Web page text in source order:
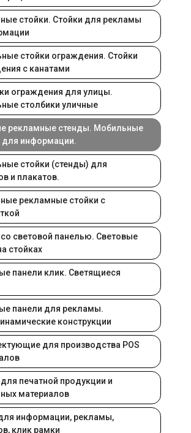
стойки. Стойки для рекламы
стойки ограждения. Стойки
с канатами
ограждения для улицы.
столбики уличные
рекламные стенды. Мобильные
для информации.
стойки (стенды) для
и плакатов.
рекламные стойки с
световой панелью. Световые
стойках
панели клик. Светящиеся
панели для рекламы.
конструкции
для производства POS
печатной продукции и
материалов
информации, рекламы,
клик рамки